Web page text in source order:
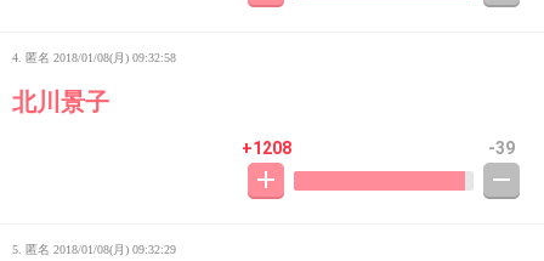
4. 匿名 2018/01/08(月) 09:32:58
北川景子
+1208 -39
5. 匿名 2018/01/08(月) 09:32:29